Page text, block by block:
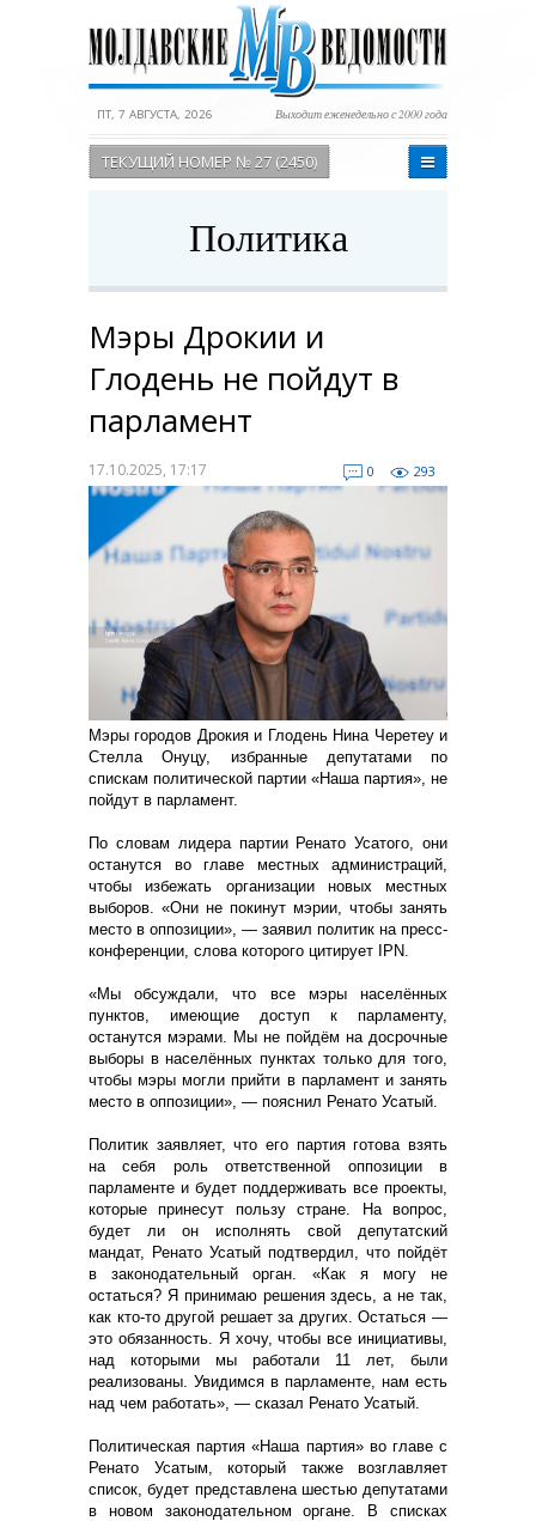
ПТ, 7 АВГУСТА, 2026 Выходит еженедельно с 2000 года
ТЕКУЩИЙ НОМЕР № 27 (2450)
Политика
Мэры Дрокии и
Глодень не пойдут в
парламент
17.10.2025, 17:17 0 293
Мэры городов Дрокия и Глодень Нина Черетеу и
Стелла Онуцу, избранные депутатами по
спискам политической партии «Наша партия», не
пойдут в парламент.
По словам лидера партии Ренато Усатого, они
останутся во главе местных администраций,
чтобы избежать организации новых местных
выборов. «Они не покинут мэрии, чтобы занять
место в оппозиции», — заявил политик на пресс-
конференции, слова которого цитирует IPN.
«Мы обсуждали, что все мэры населённых
пунктов, имеющие доступ к парламенту,
останутся мэрами. Мы не пойдём на досрочные
выборы в населённых пунктах только для того,
чтобы мэры могли прийти в парламент и занять
место в оппозиции», — пояснил Ренато Усатый.
Политик заявляет, что его партия готова взять
на себя роль ответственной оппозиции в
парламенте и будет поддерживать все проекты,
которые принесут пользу стране. На вопрос,
будет ли он исполнять свой депутатский
мандат, Ренато Усатый подтвердил, что пойдёт
в законодательный орган. «Как я могу не
остаться? Я принимаю решения здесь, а не так,
как кто-то другой решает за других. Остаться —
это обязанность. Я хочу, чтобы все инициативы,
над которыми мы работали 11 лет, были
реализованы. Увидимся в парламенте, нам есть
над чем работать», — сказал Ренато Усатый.
Политическая партия «Наша партия» во главе с
Ренато Усатым, который также возглавляет
список, будет представлена ​​шестью депутатами
в новом законодательном органе. В списках